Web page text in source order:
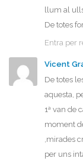
llum al
De totes
Entra per
Vicent
De totes
aquesta,
1ª van de
moment
,mirades
per uns